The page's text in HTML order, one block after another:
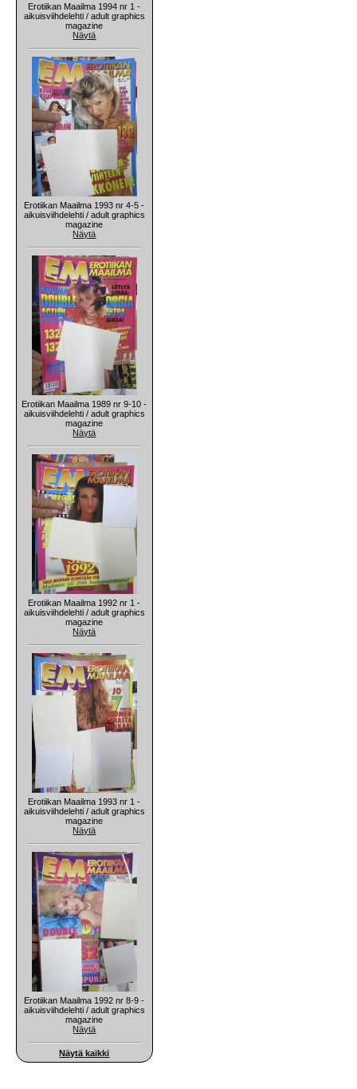
Erotiikan Maailma 1994 nr 1 -
aikuisviihdelehti / adult graphics
magazine
Näytä
Erotiikan Maailma 1993 nr 4-5 -
aikuisviihdelehti / adult graphics
magazine
Näytä
Erotiikan Maailma 1989 nr 9-10 -
aikuisviihdelehti / adult graphics
magazine
Näytä
Erotiikan Maailma 1992 nr 1 -
aikuisviihdelehti / adult graphics
magazine
Näytä
Erotiikan Maailma 1993 nr 1 -
aikuisviihdelehti / adult graphics
magazine
Näytä
Erotiikan Maailma 1992 nr 8-9 -
aikuisviihdelehti / adult graphics
magazine
Näytä
Näytä kaikki